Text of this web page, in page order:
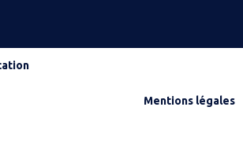
Mentions légales